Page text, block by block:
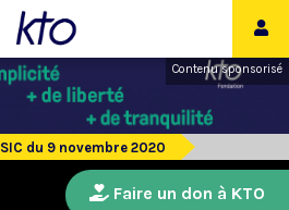
Contenu sponsorisé
SIC du 9 novembre 2020
Faire un don à KTO